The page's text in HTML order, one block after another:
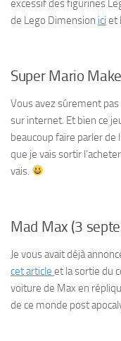
excessif des figurines
de Lego Dimension ici et
Super Mario
Vous avez sûrement
sur internet. Et bien ce
beaucoup faire parler de
que je vais sortir
vais.
Mad Max (3
Je vous avait déjà
cet article et la sortie du
voiture de Max en
de ce monde post